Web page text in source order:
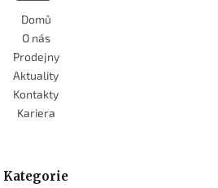
Domů
O nás
Prodejny
Aktuality
Kontakty
Kariera
Kategorie